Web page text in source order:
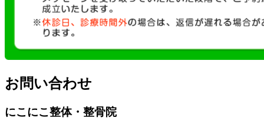
お問い合わせ
にこにこ整体・整骨院